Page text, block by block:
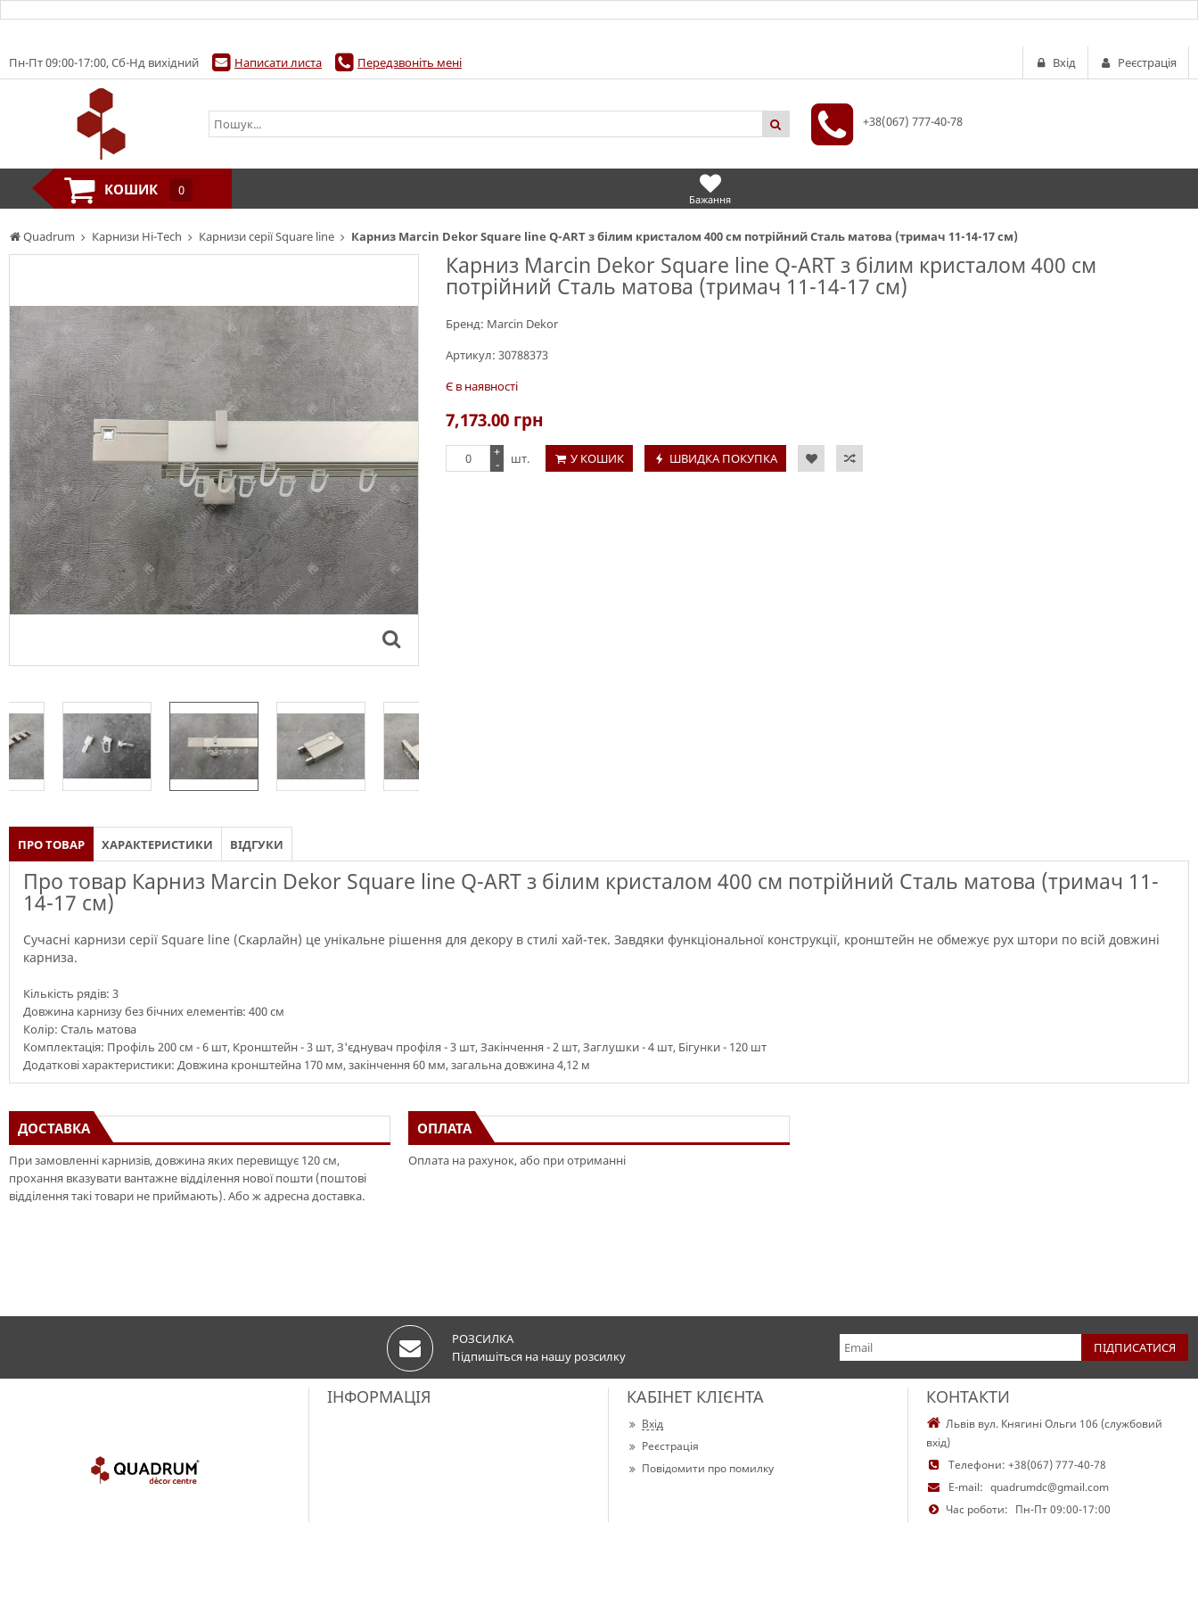
Quadrum Карнизи Hi-Tech Карнизи серії Square line Карниз Marcin Dekor Square line Q-ART з білим кристалом 400 см потрійний Сталь матова (тримач 11-14-17 см)
Карниз Marcin Dekor Square line Q-ART з білим кристалом 400 см
потрійний Сталь матова (тримач 11-14-17 см)
Бренд: Marcin Dekor
Артикул: 30788373
Є в наявності
7,173.00 грн
+
-
шт. У КОШИК ШВИДКА ПОКУПКА
ПРО ТОВАР ХАРАКТЕРИСТИКИ ВІДГУКИ
Про товар Карниз Marcin Dekor Square line Q-ART з білим кристалом 400 см потрійний Сталь матова (тримач 11-
14-17 см)
Сучасні карнизи серії Square line (Скарлайн) це унікальне рішення для декору в стилі хай-тек. Завдяки функціональної конструкції, кронштейн не обмежує рух штори по всій довжині
карниза.
Кількість рядів: 3
Довжина карнизу без бічних елементів: 400 см
Колір: Сталь матова
Комплектація: Профіль 200 см - 6 шт, Кронштейн - 3 шт, З'єднувач профіля - 3 шт, Закінчення - 2 шт, Заглушки - 4 шт, Бігунки - 120 шт
Додаткові характеристики: Довжина кронштейна 170 мм, закінчення 60 мм, загальна довжина 4,12 м
ДОСТАВКА
При замовленні карнизів, довжина яких перевищує 120 см,
прохання вказувати вантажне відділення нової пошти (поштові
відділення такі товари не приймають). Або ж адресна доставка.
ОПЛАТА
Оплата на рахунок, або при отриманні
Пн-Пт 09:00-17:00, Сб-Нд вихідний Написати листа Передзвоніть мені Вхід Реєстрація
+38(067) 777-40-78
КОШИК 0
Бажання
РОЗСИЛКА
Підпишіться на нашу розсилку
ІНФОРМАЦІЯ КАБІНЕТ КЛІЄНТА
Вхід
Реєстрація
Повідомити про помилку
КОНТАКТИ
Львів вул. Княгині Ольги 106 (службовий
вхід)
Телефони: +38(067) 777-40-78
E-mail: quadrumdc@gmail.com
Час роботи: Пн-Пт 09:00-17:00